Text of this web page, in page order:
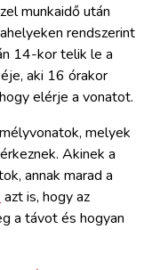
munkaidő után
rendszerint
14-kor telik le a
aki 16 órakor
elérje a vonatot.
melyek
Akinek a
annak marad a
azt is, hogy az
a távot és hogyan